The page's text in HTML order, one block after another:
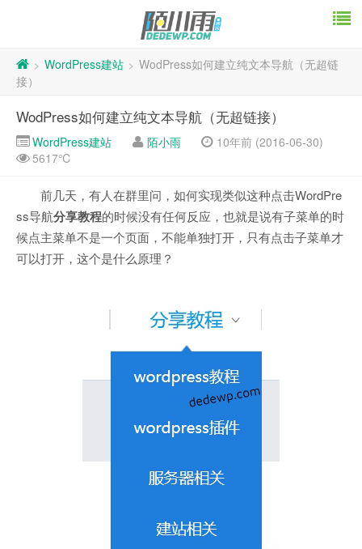
> WordPress建站 > WodPress如何建立纯文本导航（无超链
接）
WodPress如何建立纯文本导航（无超链接）
WordPress建站 陌小雨
10年前 (2016-06-30)
5617℃
前几天，有人在群里问，如何实现类似这种点击WordPre
ss导航分享教程的时候没有任何反应，也就是说有子菜单的时
候点主菜单不是一个页面，不能单独打开，只有点击子菜单才
可以打开，这个是什么原理？